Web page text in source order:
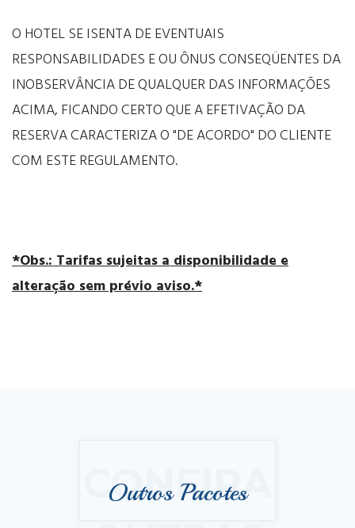
O HOTEL SE ISENTA DE EVENTUAIS
RESPONSABILIDADES E OU ÔNUS CONSEQÜENTES DA
INOBSERVÂNCIA DE QUALQUER DAS INFORMAÇÕES
ACIMA, FICANDO CERTO QUE A EFETIVAÇÃO DA
RESERVA CARACTERIZA O "DE ACORDO" DO CLIENTE
COM ESTE REGULAMENTO.
*Obs.: Tarifas sujeitas a disponibilidade e
alteração sem prévio aviso.*
Outros Pacotes
CONFIRA